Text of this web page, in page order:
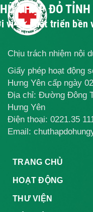
THẬP ĐỎ TỈNH
vì sự phát triển bền
Chịu trách nhiệm nội
Giấy phép hoạt động
Hưng Yên cấp ngày
Địa chỉ: Đường Đông
Hưng Yên
Điện thoại: 0221.35
Email:
TRANG CHỦ
HOẠT ĐỘNG
THƯ VIỆN